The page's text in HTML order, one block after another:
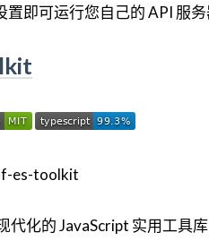
置即可运行您自己的 API 服
代化的 JavaScript 实用工具